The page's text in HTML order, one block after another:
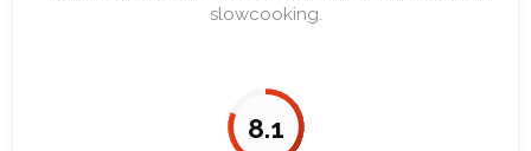
slowcooking.
8.1